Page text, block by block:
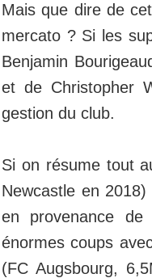
Mais que dire de
mercato ? Si les
Benjamin
et de Christopher
gestion du club.
Si on résume tout
Newcastle en
en provenance
énormes coups
(FC Augsbourg,